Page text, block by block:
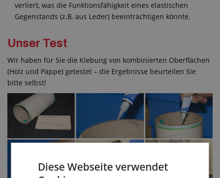
verliert, was die Funktionsfähigkeit eines elastischen
Gegenstands (z.B. aus Leder) beeinträchtigen könnte.
Unser Test
Wir haben für Sie die Klebung von kombinierten Oberflächen
(Holz und Pappe) getestet – die Ergebnisse beurteilen Sie
bitte selbst!
Diese Webseite verwendet